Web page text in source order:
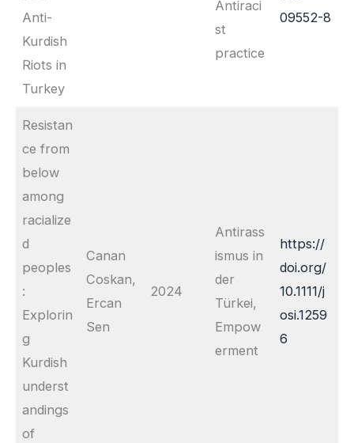
Anti-
Kurdish
Riots in
Turkey
Antiraci
st
practice
09552-8
Resistan
ce from
below
among
racialize
d
peoples
:
Explorin
g
Kurdish
underst
andings
of
Canan
Coskan,
Ercan
Sen
2024
Antirass
ismus in
der
Türkei,
Empow
erment
https://
doi.org/
10.1111/j
osi.1259
6